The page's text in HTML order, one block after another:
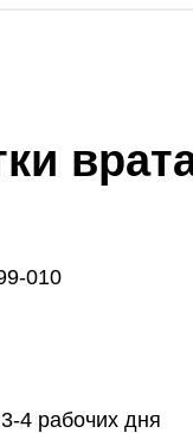
010
4 рабочих дня